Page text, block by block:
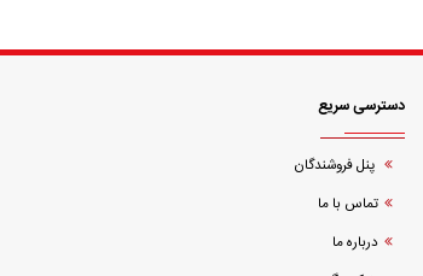
دسترسی سریع
پنل فروشندگان
تماس با ما
درباره ما